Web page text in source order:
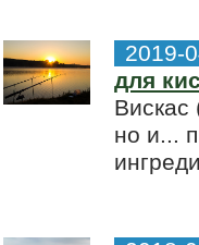
2019-
для
но и...